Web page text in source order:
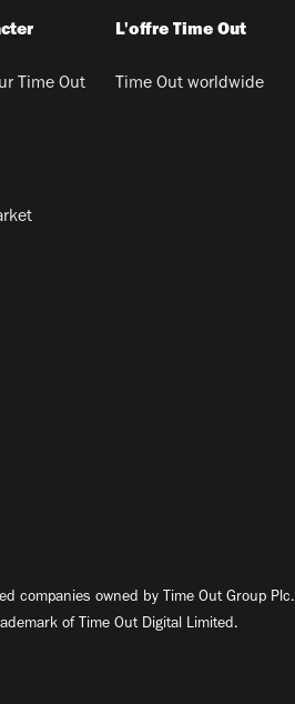
Time Out
L'offre Time Out
Time Out worldwide
companies owned by Time Out Group Plc.
of Time Out Digital Limited.